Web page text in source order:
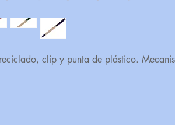
clip y punta de plástico.